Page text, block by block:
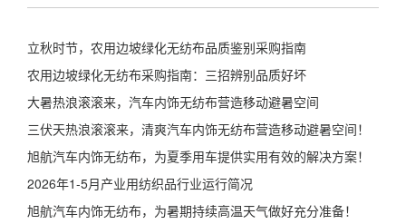
立秋时节，农用边坡绿化无纺布品质鉴别采购指南
农用边坡绿化无纺布采购指南：三招辨别品质好坏
大暑热浪滚滚来，汽车内饰无纺布营造移动避暑空间
三伏天热浪滚滚来，清爽汽车内饰无纺布营造移动避暑空间！
旭航汽车内饰无纺布，为夏季用车提供实用有效的解决方案！
2026年1-5月产业用纺织品行业运行简况
旭航汽车内饰无纺布，为暑期持续高温天气做好充分准备！